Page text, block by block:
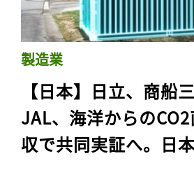
製造業
【日本】日立、商船三
JAL、海洋からの
収で共同実証へ。日